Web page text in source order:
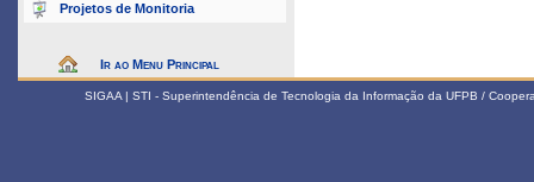
Projetos de Monitoria
Ir ao Menu Principal
SIGAA | STI - Superintendência de Tecnologia da Informação da UFPB /